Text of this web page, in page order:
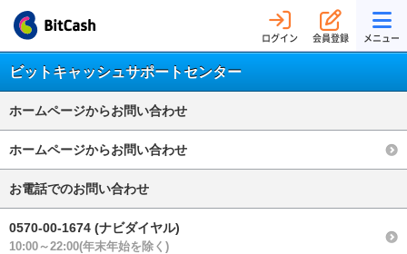
ログイン 会員登録 メニュー
ビットキャッシュサポートセンター
ホームページからお問い合わせ
ホームページからお問い合わせ
お電話でのお問い合わせ
0570-00-1674 (ナビダイヤル)
10:00～22:00(年末年始を除く)